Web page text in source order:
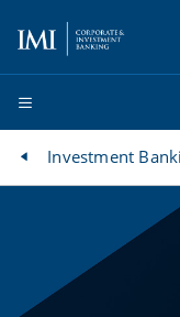
Investment